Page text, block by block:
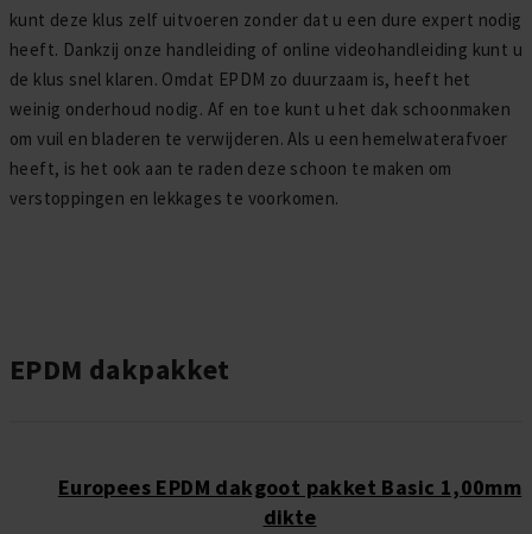
kunt deze klus zelf uitvoeren zonder dat u een dure expert nodig
heeft. Dankzij onze handleiding of online videohandleiding kunt u
de klus snel klaren. Omdat EPDM zo duurzaam is, heeft het
weinig onderhoud nodig. Af en toe kunt u het dak schoonmaken
om vuil en bladeren te verwijderen. Als u een hemelwaterafvoer
heeft, is het ook aan te raden deze schoon te maken om
verstoppingen en lekkages te voorkomen.
EPDM dakpakket
Europees EPDM dakgoot pakket Basic 1,00mm
dikte